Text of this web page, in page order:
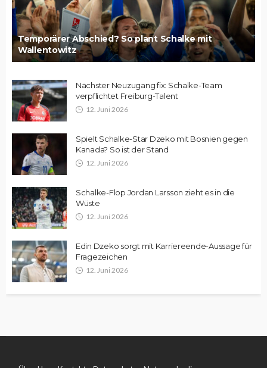
Temporärer Abschied? So plant Schalke mit
Wallentowitz
Nächster Neuzugang fix: Schalke-Team
verpflichtet Freiburg-Talent
12. Juni 2026
Spielt Schalke-Star Dzeko mit Bosnien gegen
Kanada? So ist der Stand
12. Juni 2026
Schalke-Flop Jordan Larsson zieht es in die
Wüste
12. Juni 2026
Edin Dzeko sorgt mit Karriereende-Aussage für
Fragezeichen
12. Juni 2026